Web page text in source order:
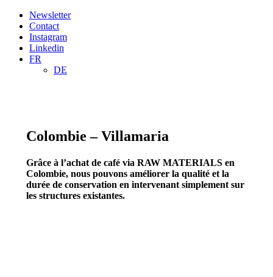
Newsletter
Contact
Instagram
Linkedin
FR
DE
Colombie – Villamaria
Grâce à l’achat de café via RAW MATERIALS en
Colombie, nous pouvons améliorer la qualité et la
durée de conservation en intervenant simplement sur
les structures existantes.